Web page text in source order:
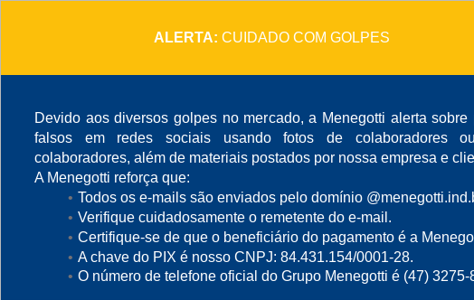
ALERTA: CUIDADO COM GOLPES
Devido aos diversos golpes no mercado, a Menegotti alerta sobre
falsos em redes sociais usando fotos de colaboradores
colaboradores, além de materiais postados por nossa empresa e
A Menegotti reforça que:
Todos os e-mails são enviados pelo domínio
Verifique cuidadosamente o remetente do e-mail.
Certifique-se de que o beneficiário do pagamento é a
A chave do PIX é nosso CNPJ: 84.431.154/0001-28.
O número de telefone oficial do Grupo Menegotti é (47) 3275-
Acabado - Proyector de